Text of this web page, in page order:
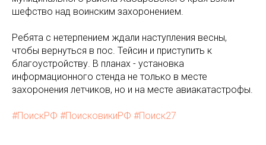
шефство над воинским захоронением.
Ребята с нетерпением ждали наступления весны,
чтобы вернуться в пос. Тейсин и приступить к
благоустройству. В планах - установка
информационного стенда не только в месте
захоронения летчиков, но и на месте авиакатастрофы.
#ПоискРФ #ПоисковикиРФ #Поиск27